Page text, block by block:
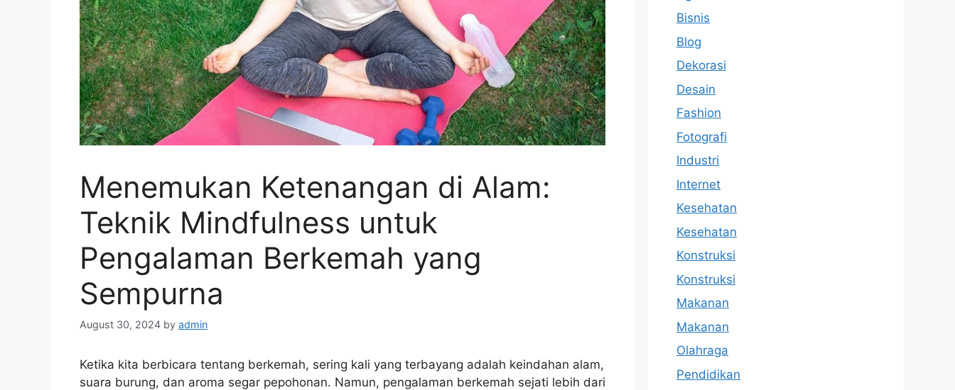
Menemukan Ketenangan di Alam:
Teknik Mindfulness untuk
Pengalaman Berkemah yang
Sempurna
August 30, 2024 by admin
Ketika kita berbicara tentang berkemah, sering kali yang terbayang adalah keindahan alam,
suara burung, dan aroma segar pepohonan. Namun, pengalaman berkemah sejati lebih dari
Bisnis
Blog
Dekorasi
Desain
Fashion
Fotografi
Industri
Internet
Kesehatan
Kesehatan
Konstruksi
Konstruksi
Makanan
Makanan
Olahraga
Pendidikan